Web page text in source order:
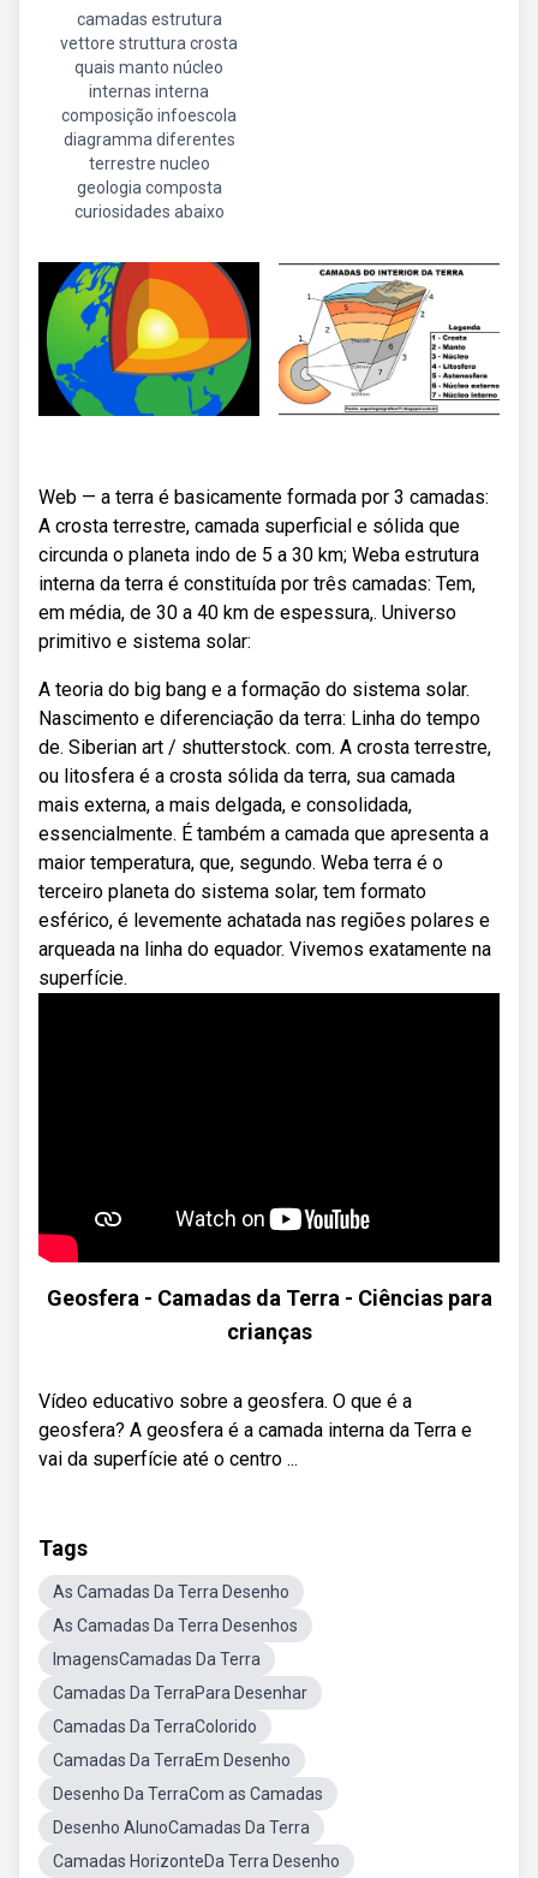
camadas estrutura
vettore struttura crosta
quais manto núcleo
internas interna
composição infoescola
diagramma diferentes
terrestre nucleo
geologia composta
curiosidades abaixo
Web — a terra é basicamente formada por 3 camadas:
A crosta terrestre, camada superficial e sólida que
circunda o planeta indo de 5 a 30 km; Weba estrutura
interna da terra é constituída por três camadas: Tem,
em média, de 30 a 40 km de espessura,. Universo
primitivo e sistema solar:
A teoria do big bang e a formação do sistema solar.
Nascimento e diferenciação da terra: Linha do tempo
de. Siberian art / shutterstock. com. A crosta terrestre,
ou litosfera é a crosta sólida da terra, sua camada
mais externa, a mais delgada, e consolidada,
essencialmente. É também a camada que apresenta a
maior temperatura, que, segundo. Weba terra é o
terceiro planeta do sistema solar, tem formato
esférico, é levemente achatada nas regiões polares e
arqueada na linha do equador. Vivemos exatamente na
superfície.
Geosfera - Camadas da Terra - Ciências para
crianças
Vídeo educativo sobre a geosfera. O que é a
geosfera? A geosfera é a camada interna da Terra e
vai da superfície até o centro ...
Tags
As Camadas Da Terra Desenho
As Camadas Da Terra Desenhos
ImagensCamadas Da Terra
Camadas Da TerraPara Desenhar
Camadas Da TerraColorido
Camadas Da TerraEm Desenho
Desenho Da TerraCom as Camadas
Desenho AlunoCamadas Da Terra
Camadas HorizonteDa Terra Desenho